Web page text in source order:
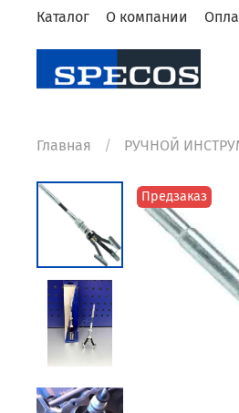
Каталог О компании
Главная РУЧНОЙ
Предзаказ